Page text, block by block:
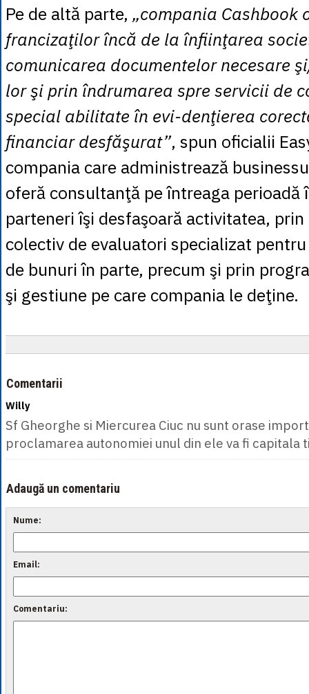
Pe de altă parte, „compania Cashbook
francizaţilor încă de la înfiinţarea
comunicarea documentelor necesare
lor şi prin îndrumarea spre servicii de
special abilitate în evi-denţierea
financiar desfăşurat”, spun oficialii
compania care administrează
oferă consultanţă pe întreaga perioadă
parteneri îşi desfaşoară activitatea,
colectiv de evaluatori specializat
de bunuri în parte, precum şi prin
şi gestiune pe care compania le deţine.
Comentarii
Willy
Sf Gheorghe si Miercurea Ciuc nu sunt orase
proclamarea autonomiei unul din ele va fi capitala
Adaugă un comentariu
Nume:
Email:
Comentariu: